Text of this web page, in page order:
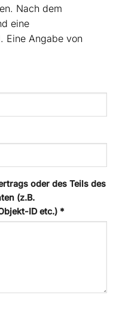
Nach dem
eine
Eine Angabe von
oder des Teils des
(z.B.
ID etc.) *